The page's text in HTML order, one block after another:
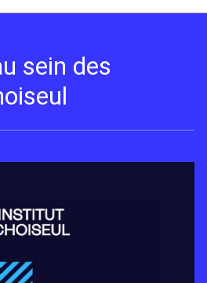
sein des